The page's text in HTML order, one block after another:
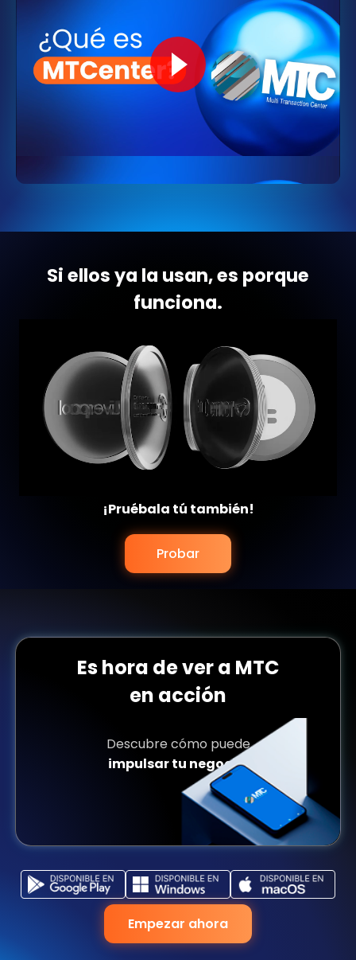
Si ellos ya la usan, es porque
funciona.
¡Pruébala tú también!
Probar
Es hora de ver a MTC
en acción
Descubre cómo puede
impulsar tu negocio.
Empezar ahora